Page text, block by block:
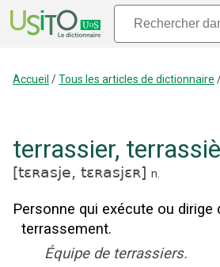
Accueil /Tous les articles de dictionnaire
terrassier,
[tɛʀasje, tɛʀasjɛʀ] n.
Personne qui exécute ou dirige
terrassement.
Équipe de terrassiers.